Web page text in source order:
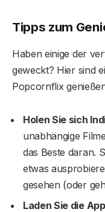
Tipps zum
Haben einige der
geweckt? Hier sind
Popcornflix
Holen Sie sich
unabhängige
das Beste daran.
etwas
gesehen (oder
Laden Sie die